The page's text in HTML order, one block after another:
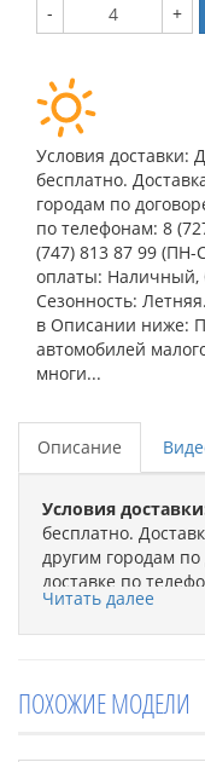
- +
Условия доставки:
бесплатно.
городам по
по телефонам: 8
(747) 813 87 99
оплаты: Наличный,
Сезонность:
в Описании ниже:
автомобилей
многи...
Описание
Условия
бесплатно.
другим городам
доставке по
47 91; +7 (747) 813
Форма оплаты:
Сезонность:
Читать далее
ПОХОЖИЕ МОДЕЛИ